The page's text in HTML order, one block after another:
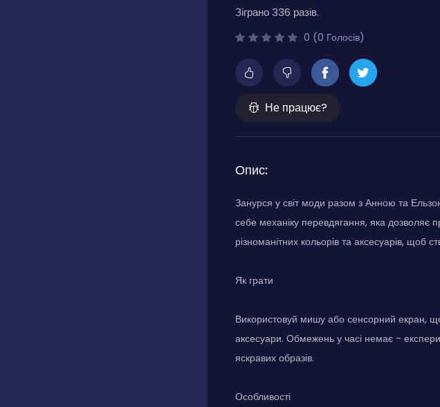
Зіграно 336 разів.
0 (0 Голосів)
Не працює?
Опис:
Занурся у світ моди разом з Анною та
себе механіку перевдягання, яка дозволяє
різноманітних кольорів та аксесуарів, щоб
Як грати
Використовуй мишу або сенсорний екран,
аксесуари. Обмежень у часі немає -
яскравих образів.
Особливості